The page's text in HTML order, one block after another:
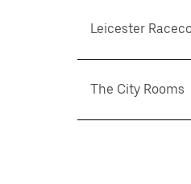
Leicester
The City Rooms